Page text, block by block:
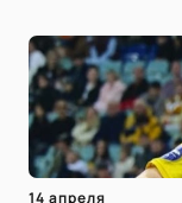
14 апреля